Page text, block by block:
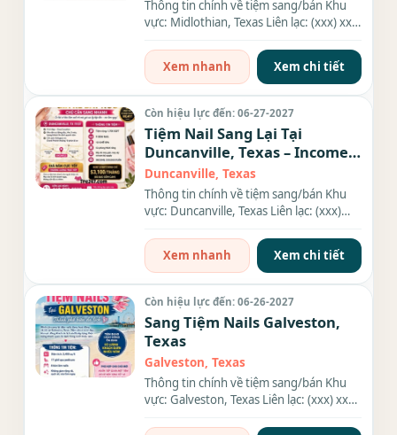
Thông tin chính về tiệm sang/bán Khu
vực: Midlothian, Texas Liên lạc: (xxx) xxx-
Xem nhanh
Xem chi tiết
Còn hiệu lực đến: 06-27-2027
Tiệm Nail Sang Lại Tại
Duncanville, Texas – Income
$10,000
Duncanville, Texas
Thông tin chính về tiệm sang/bán Khu
vực: Duncanville, Texas Liên lạc: (xxx)
Xem nhanh
Xem chi tiết
Còn hiệu lực đến: 06-26-2027
Sang Tiệm Nails Galveston,
Texas
Galveston, Texas
Thông tin chính về tiệm sang/bán Khu
vực: Galveston, Texas Liên lạc: (xxx) xxx-